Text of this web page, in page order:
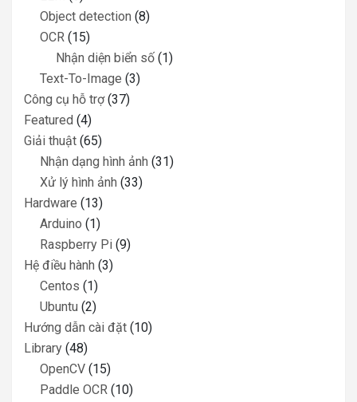
Object detection (8)
OCR (15)
Nhận diện biển số (1)
Text-To-Image (3)
Công cụ hỗ trợ(37)
Featured (4)
Giải thuật (65)
Nhận dạng hình ảnh (31)
Xử lý hình ảnh (33)
Hardware (13)
Arduino (1)
Raspberry Pi (9)
Hệ điều hành (3)
Centos (1)
Ubuntu (2)
Hướng dẫn cài đặt (10)
Library (48)
OpenCV (15)
Paddle OCR (10)